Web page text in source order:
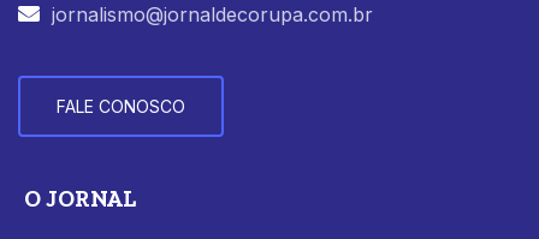
jornalismo@jornaldecorupa.com.br
FALE CONOSCO
O JORNAL